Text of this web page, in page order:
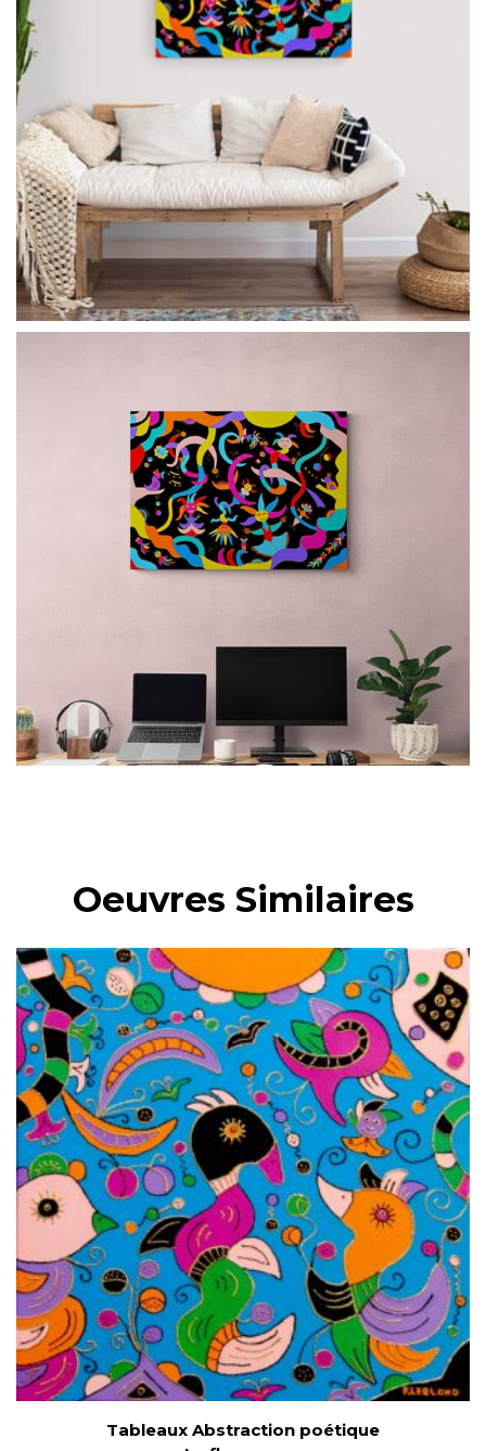
Oeuvres Similaires
Tableaux Abstraction poétique